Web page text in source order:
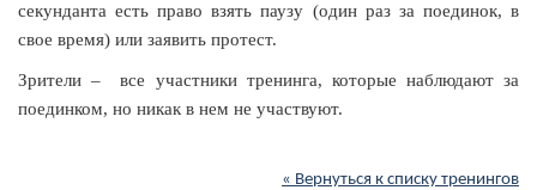
секунданта есть право взять паузу (один раз за поединок, в
свое время) или заявить протест.
Зрители –
все участники тренинга, которые наблюдают за
поединком, но никак в нем не участвуют.
« Вернуться к списку тренингов